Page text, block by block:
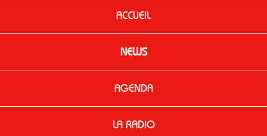
ACCUEIL
NEWS
AGENDA
LA RADIO